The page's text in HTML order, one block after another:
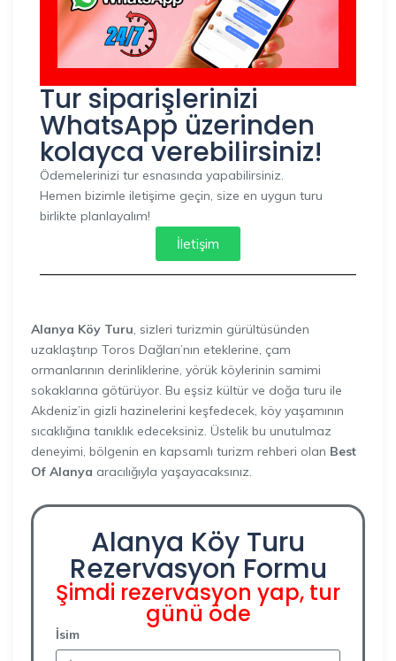
Tur siparişlerinizi
WhatsApp üzerinden
kolayca verebilirsiniz!
Ödemelerinizi tur esnasında yapabilirsiniz.
Hemen bizimle iletişime geçin, size en uygun turu
birlikte planlayalım!
İletişim
Alanya Köy Turu , sizleri turizmin gürültüsünden
uzaklaştırıp Toros Dağları’nın eteklerine, çam
ormanlarının derinliklerine, yörük köylerinin samimi
sokaklarına götürüyor. Bu eşsiz kültür ve doğa turu ile
Akdeniz’in gizli hazinelerini keşfedecek, köy yaşamının
sıcaklığına tanıklık edeceksiniz. Üstelik bu unutulmaz
deneyimi, bölgenin en kapsamlı turizm rehberi olan Best
Of Alanya aracılığıyla yaşayacaksınız.
Alanya Köy Turu
Rezervasyon Formu
Şimdi rezervasyon yap, tur
günü öde
İsim